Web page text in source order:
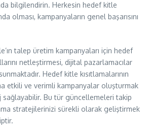
bilgilendirin. Herkesin hedef kitle
olması, kampanyaların genel başarısını
talep üretim kampanyaları için hedef
netleştirmesi, dijital pazarlamacılar
Hedef kitle kısıtlamalarının
etkili ve verimli kampanyalar oluşturmak
sağlayabilir. Bu tür güncellemeleri takip
stratejilerinizi sürekli olarak geliştirmek